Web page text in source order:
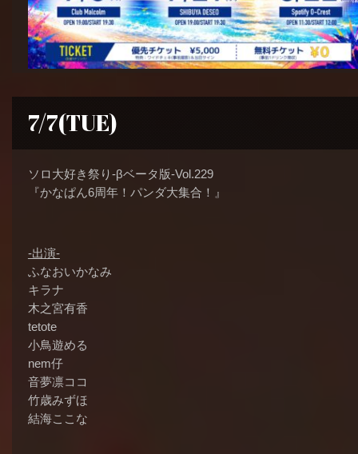
7/7(TUE)
ソロ大好き祭り-βベータ版-Vol.229
『かなぱん6周年！パンダ大集合！』
-出演-
ふなおいかなみ
キラナ
木之宮有香
tetote
小鳥遊める
nem仔
音夢凛ココ
竹歳みずほ
結海ここな